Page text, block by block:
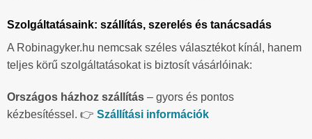
Szolgáltatásaink: szállítás, szerelés és tanácsadás
A Robinagyker.hu nemcsak széles választékot kínál, hanem
teljes körű szolgáltatásokat is biztosít vásárlóinak:
Országos házhoz szállítás – gyors és pontos
kézbesítéssel. 👉 Szállítási információk